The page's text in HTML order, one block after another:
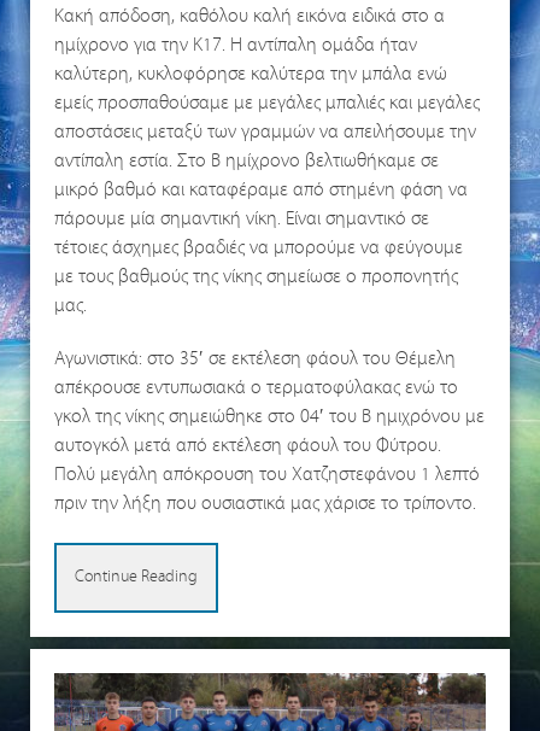
Κακή απόδοση, καθόλου καλή εικόνα ειδικά στο α
ημίχρονο για την Κ17. Η αντίπαλη ομάδα ήταν
καλύτερη, κυκλοφόρησε καλύτερα την μπάλα ενώ
εμείς προσπαθούσαμε με μεγάλες μπαλιές και μεγάλες
αποστάσεις μεταξύ των γραμμών να απειλήσουμε την
αντίπαλη εστία. Στο Β ημίχρονο βελτιωθήκαμε σε
μικρό βαθμό και καταφέραμε από στημένη φάση να
πάρουμε μία σημαντική νίκη. Είναι σημαντικό σε
τέτοιες άσχημες βραδιές να μπορούμε να φεύγουμε
με τους βαθμούς της νίκης σημείωσε ο προπονητής
μας.
Αγωνιστικά: στο 35′ σε εκτέλεση φάουλ του Θέμελη
απέκρουσε εντυπωσιακά ο τερματοφύλακας ενώ το
γκολ της νίκης σημειώθηκε στο 04′ του Β ημιχρόνου με
αυτογκόλ μετά από εκτέλεση φάουλ του Φύτρου.
Πολύ μεγάλη απόκρουση του Χατζηστεφάνου 1 λεπτό
πριν την λήξη που ουσιαστικά μας χάρισε το τρίποντο.
Continue Reading